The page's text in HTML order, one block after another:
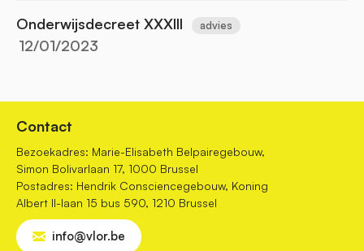
Onderwijsdecreet XXXIII advies
12/01/2023
Contact
Bezoekadres: Marie-Elisabeth Belpairegebouw,
Simon Bolivarlaan 17, 1000 Brussel
Postadres: Hendrik Consciencegebouw, Koning
Albert II-laan 15 bus 590, 1210 Brussel
info@vlor.be